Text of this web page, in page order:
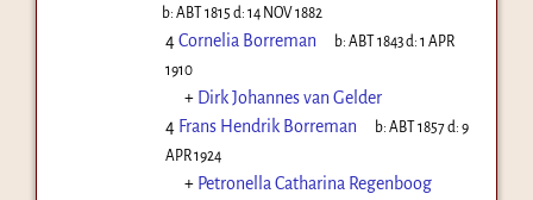
b:ABT 1815 d:14 NOV 1882
4Cornelia Borreman b:ABT 1843d:1 APR
1910
+ Dirk Johannes van Gelder
4 Frans Hendrik Borreman b:ABT 1857d:9
APR 1924
+ Petronella Catharina Regenboog